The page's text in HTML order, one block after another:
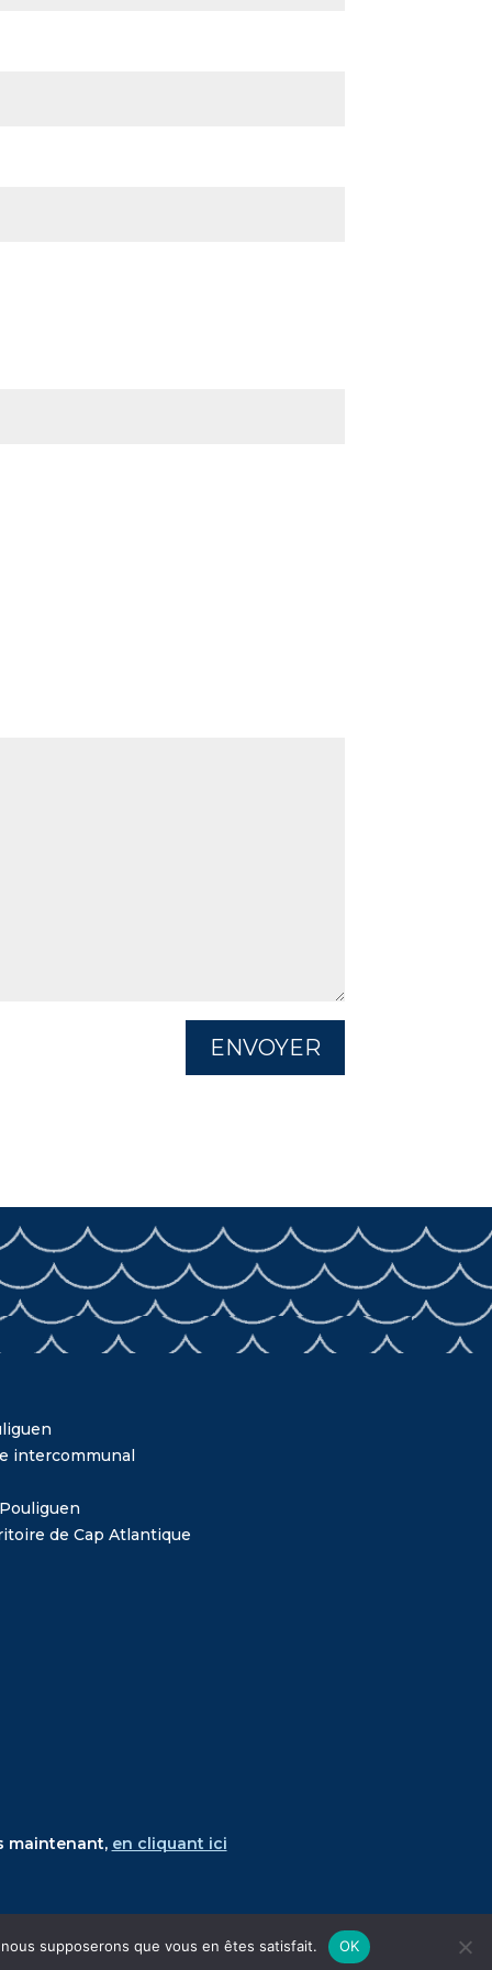
ENVOYER
intercommunal
de Cap Atlantique
maintenant, en cliquant ici
supposerons que vous en êtes satisfait. OK